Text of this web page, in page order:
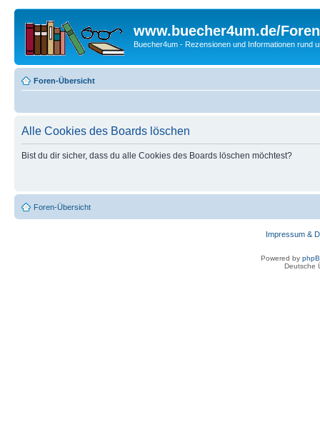
www.buecher4um.de/Foren
Buecher4um - Rezensionen und Informationen rund
Foren-Übersicht
Alle Cookies des Boards löschen
Bist du dir sicher, dass du alle Cookies des Boards löschen möchtest?
Foren-Übersicht
Impressum &
Powered by
Deutsche